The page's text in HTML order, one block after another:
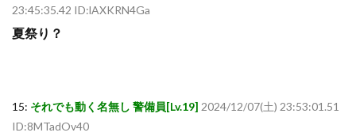
23:45:35.42 ID:lAXKRN4Ga
夏祭り？
15: それでも動く名無し 警備員[Lv.19] 2024/12/07(土) 23:53:01.51
ID:8MTadOv40